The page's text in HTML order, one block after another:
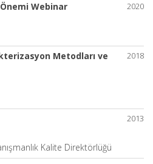
2020
Webinar
2018
Metodları ve
2013
Kalite Direktörlüğü